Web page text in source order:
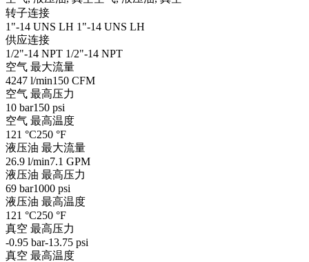
转子连接
1"-14 UNS LH 1"-14 UNS LH
供应连接
1/2"-14 NPT 1/2"-14 NPT
空气 最大流量
4247 l/min150 CFM
空气 最高压力
10 bar150 psi
空气 最高温度
121 °C250 °F
液压油 最大流量
26.9 l/min7.1 GPM
液压油 最高压力
69 bar1000 psi
液压油 最高温度
121 °C250 °F
真空 最高压力
-0.95 bar-13.75 psi
真空 最高温度